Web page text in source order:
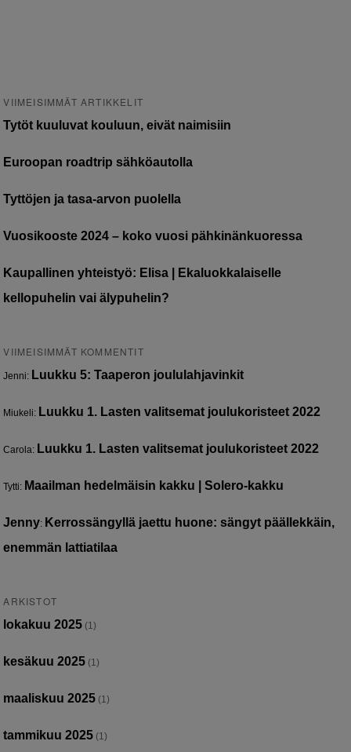
VIIMEISIMMÄT ARTIKKELIT
Tytöt kuuluvat kouluun, eivät naimisiin
Euroopan roadtrip sähköautolla
Tyttöjen ja tasa-arvon puolella
Vuosikooste 2024 – koko vuosi pähkinänkuoressa
Kaupallinen yhteistyö: Elisa | Ekaluokkalaiselle
kellopuhelin vai älypuhelin?
VIIMEISIMMÄT KOMMENTIT
Jenni: Luukku 5: Taaperon joululahjavinkit
Miukeli: Luukku 1. Lasten valitsemat joulukoristeet 2022
Carola: Luukku 1. Lasten valitsemat joulukoristeet 2022
Tytti: Maailman hedelmäisin kakku | Solero-kakku
Jenny: Kerrossängyllä jaettu huone: sängyt päällekkäin,
enemmän lattiatilaa
ARKISTOT
lokakuu 2025 (1)
kesäkuu 2025 (1)
maaliskuu 2025 (1)
tammikuu 2025 (1)